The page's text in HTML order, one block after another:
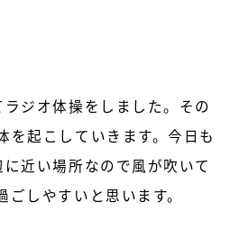
ジオ体操をしました。その
を起こしていきます。今日も
近い場所なので風が吹いて
しやすいと思います。